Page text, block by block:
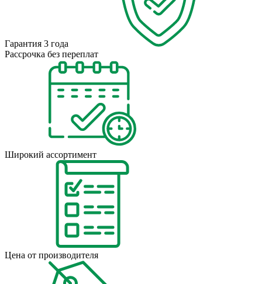
Гарантия 3 года
Рассрочка без переплат
Широкий ассортимент
Цена от производителя